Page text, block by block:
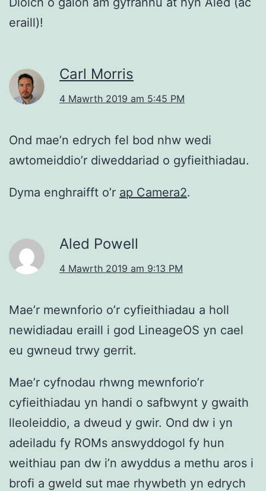
eraill)!
Carl Morris
4 Mawrth 2019 am 5:45 PM
Ond mae’n edrych fel bod nhw wedi
awtomeiddio’r diweddariad o gyfieithiadau.
Dyma enghraifft o’r ap Camera2.
Aled Powell
4 Mawrth 2019 am 9:13 PM
Mae’r mewnforio o’r cyfieithiadau a holl
newidiadau eraill i god LineageOS yn cael
eu gwneud trwy gerrit.
Mae’r cyfnodau rhwng mewnforio’r
cyfieithiadau yn handi o safbwynt y gwaith
lleoleiddio, a dweud y gwir. Ond dw i yn
adeiladu fy ROMs answyddogol fy hun
weithiau pan dw i’n awyddus a methu aros i
brofi a gweld sut mae rhywbeth yn edrych